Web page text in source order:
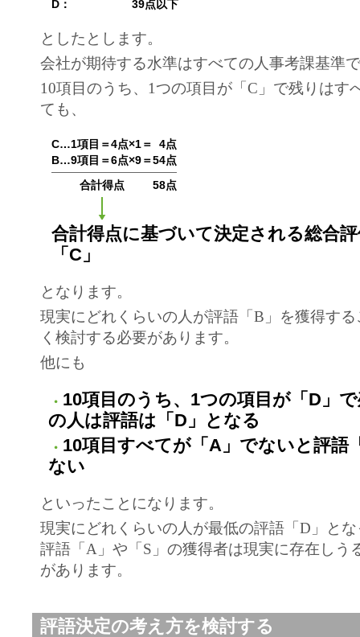
D：
39点以下
としたとします。
会社が期待する水準はすべての人事考課基準
10項目のうち、1つの項目が「C」で残りはす
ても、
C…1項目＝4点×1＝
4点
B…9項目＝6点×9＝54点
合計得点
58点
合計得点に基づいて決定される総合
「C」
となります。
現実にどれくらいの人が評語「B」を獲得す
く検討する必要があります。
他にも
・ 10項目のうち、1つの項目が「D」
の人は評語は「D」となる
・ 10項目すべてが「A」でないと評語
ない
といったことになります。
現実にどれくらいの人が最低の評語「D」と
評語「A」や「S」の獲得者は現実に存在しう
があります。
評語決定の考え方を検討する